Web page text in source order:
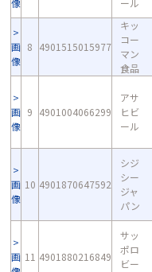
像
ール
画
像
8 4901515015977
キッ
コー
マン
食品
画
像
9 4901004066299
アサ
ヒビ
ール
画
像
10 4901870647592
シジ
シー
ジャ
パン
画 11 4901880216849
サッ
ポロ
ビー